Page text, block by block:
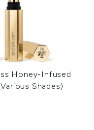
Honey-Infused
Shades)